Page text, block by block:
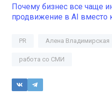
Почему бизнес все чаще
продвижение в AI вместо
PR Алена Владимирская
работа со СМИ